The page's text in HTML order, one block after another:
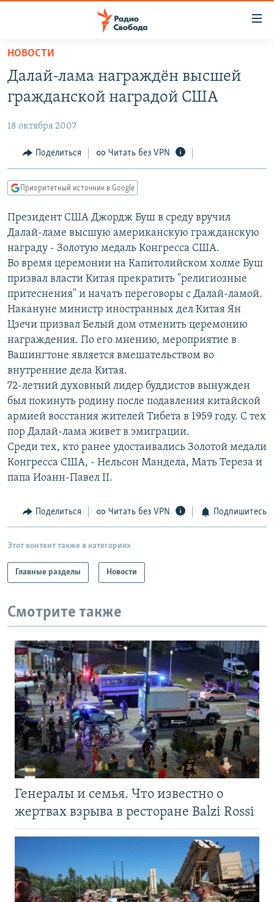
упрощенного
доступа
основному
Вернутся
главной
навигации
Вернутся
поиску
ПОДКАСТЫ
АВТОРСКИЕ ПРОЕКТЫ
ЦИТАТЫ СВОБОДЫ
МНЕНИЯ
IDEL.РЕАЛИИ
КАВКАЗ.РЕАЛИИ
СЕВЕР.РЕАЛИИ
СИБИРЬ.РЕАЛИИ
РАСПИСАНИЕ ВЕЩАНИЯ
ПОДПИШИТЕСЬ НА РАССЫЛКУ
СОЦИАЛЬНЫЕ СЕТИ
НОВОСТИ
Далай-лама награждён высшей
гражданской наградой США
18 октября 2007
Поделиться Читать без VPN
Приоритетный источник в Google
Президент США Джордж Буш в среду вручил
Далай-ламе высшую американскую гражданскую
награду - Золотую медаль Конгресса США.
Во время церемонии на Капитолийском холме Буш
призвал власти Китая прекратить "религиозные
притеснения" и начать переговоры с Далай-ламой.
Накануне министр иностранных дел Китая Ян
Цзечи призвал Белый дом отменить церемонию
награждения. По его мнению, мероприятие в
Вашингтоне является вмешательством во
внутренние дела Китая.
72-летний духовный лидер буддистов вынужден
был покинуть родину после подавления китайской
армией восстания жителей Тибета в 1959 году. С тех
пор Далай-лама живет в эмиграции.
Среди тех, кто ранее удостаивались Золотой медали
Конгресса США, - Нельсон Мандела, Мать Тереза и
папа Иоанн-Павел II.
Поделиться Читать без VPN Подпишитесь
Этот контент также в категориях
Главные разделы Новости
Смотрите также
Генералы и семья. Что известно о
жертвах взрыва в ресторане Balzi Rossi